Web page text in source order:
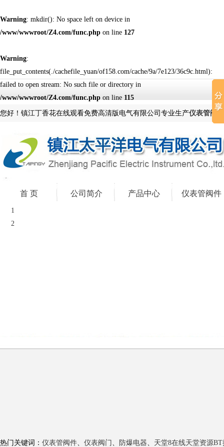
Warning: mkdir(): No space left on device in
/www/wwwroot/Z4.com/func.php on line 127
Warning:
file_put_contents(./cachefile_yuan/of158.com/cache/9a/7e123/36c9c.html):
failed to open stream: No such file or directory in
/www/wwwroot/Z4.com/func.php on line 115
您好！镇江丁香花在线观看免费高清版电气有限公司专业生产仪表管阀件
首 页 公司简介 产品中心 仪表管阀件
1
2
热门关键词： 仪表管阀件、 仪表阀门 、 防爆电器、 天堂8在线天堂资源BT